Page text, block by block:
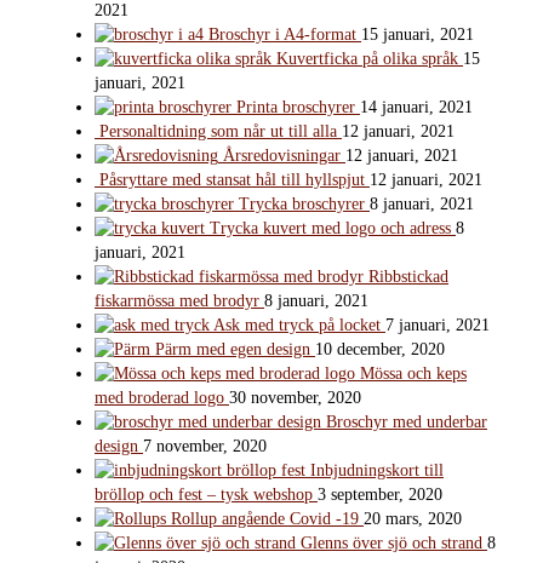
2021
Broschyr i A4-format 15 januari, 2021
Kuvertficka på olika språk 15
januari, 2021
Printa broschyrer 14 januari, 2021
Personaltidning som når ut till alla 12 januari, 2021
Årsredovisningar 12 januari, 2021
Påsryttare med stansat hål till hyllspjut 12 januari, 2021
Trycka broschyrer 8 januari, 2021
Trycka kuvert med logo och adress 8
januari, 2021
Ribbstickad
fiskarmössa med brodyr 8 januari, 2021
Ask med tryck på locket 7 januari, 2021
Pärm med egen design 10 december, 2020
Mössa och keps
med broderad logo 30 november, 2020
Broschyr med underbar
design 7 november, 2020
Inbjudningskort till
bröllop och fest – tysk webshop 3 september, 2020
Rollup angående Covid -19 20 mars, 2020
Glenns över sjö och strand 8